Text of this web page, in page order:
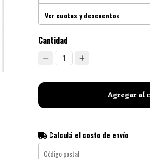
Ver cuotas y descuentos
Cantidad
1
Agregar al
Calculá el costo de envío